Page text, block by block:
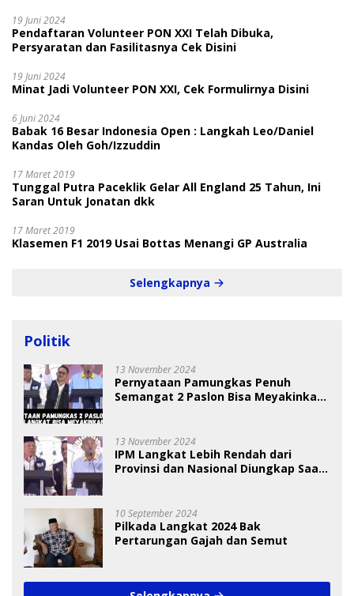
19 Juni 2024
Pendaftaran Volunteer PON XXI Telah Dibuka,
Persyaratan dan Fasilitasnya Cek Disini
19 Juni 2024
Minat Jadi Volunteer PON XXI, Cek Formulirnya Disini
6 Juni 2024
Babak 16 Besar Indonesia Open : Langkah Leo/Daniel
Kandas Oleh Goh/Izzuddin
17 Maret 2019
Tunggal Putra Paceklik Gelar All England 25 Tahun, Ini
Saran Untuk Jonatan dkk
17 Maret 2019
Klasemen F1 2019 Usai Bottas Menangi GP Australia
Selengkapnya
Politik
13 November 2024
Pernyataan Pamungkas Penuh
Semangat 2 Paslon Bisa Meyakinkan
13 November 2024
IPM Langkat Lebih Rendah dari
Provinsi dan Nasional Diungkap Saat
10 September 2024
Pilkada Langkat 2024 Bak
Pertarungan Gajah dan Semut